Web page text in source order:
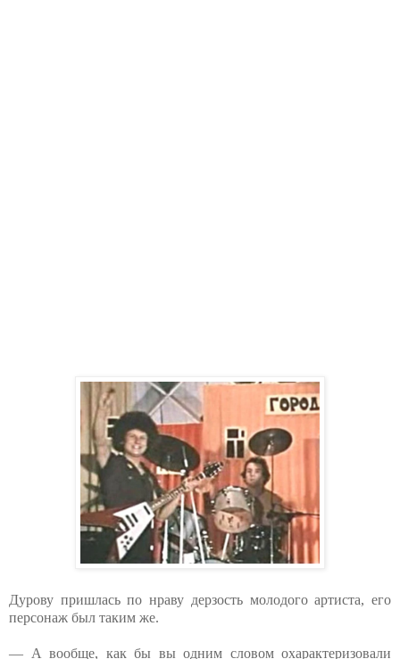
Дурову пришлась по нраву дерзость молодого артиста, его
персонаж был таким же.
— А вообще, как бы вы одним словом охарактеризовали